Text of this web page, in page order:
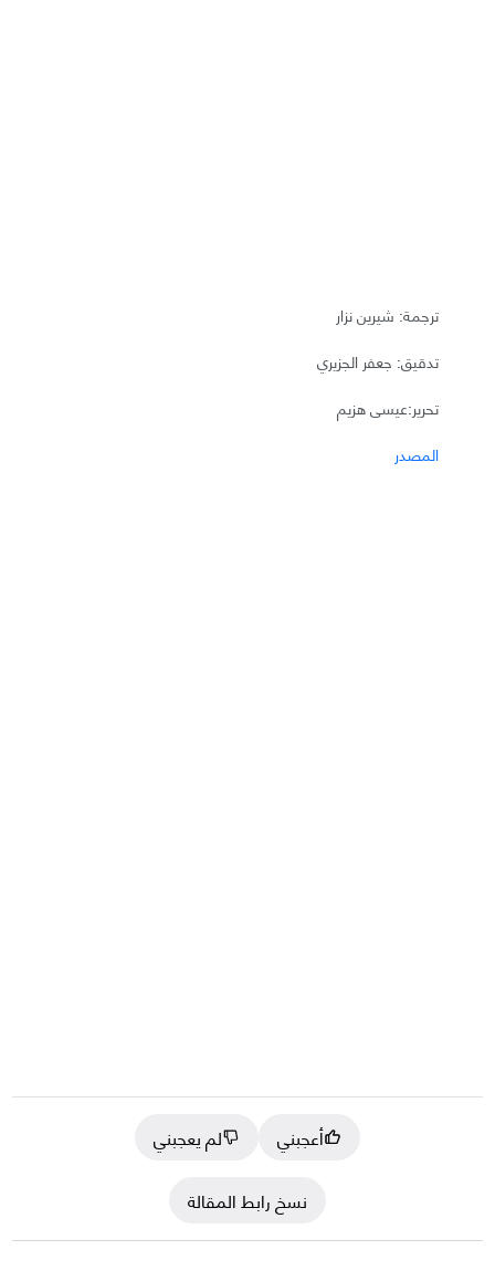
ترجمة: شيرين نزار
تدقيق: جعفر الجزيري
تحرير:عيسى هزيم
المصدر
أعجبني
لم يعجبني
نسخ رابط المقالة